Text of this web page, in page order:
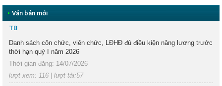
• Văn bản mới
TB
Danh sách côn chức, viên chức, LĐHĐ đủ điều kiện nâng lương trước
thời hạn quý I năm 2026
Thời gian đăng: 14/07/2026
lượt xem: 116 | lượt tải:57